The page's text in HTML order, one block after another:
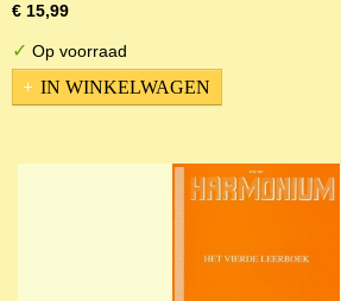
€ 15,99
✓ Op voorraad
IN WINKELWAGEN